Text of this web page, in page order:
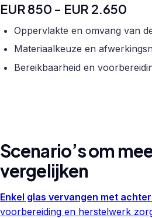
EUR 850 - EUR 2.650
Oppervlakte en omvang van
Materiaalkeuze en
Bereikbaarheid en
Scenario’s om
vergelijken
Enkel glas vervangen met
voorbereiding en herstelwerk